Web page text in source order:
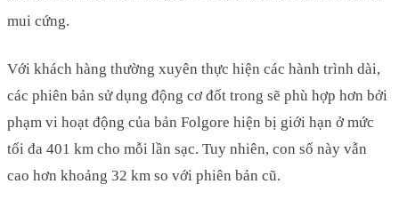
mui cứng.
Với khách hàng thường xuyên thực hiện các hành trình dài,
các phiên bản sử dụng động cơ đốt trong sẽ phù hợp hơn bởi
phạm vi hoạt động của bản Folgore hiện bị giới hạn ở mức
tối đa 401 km cho mỗi lần sạc. Tuy nhiên, con số này vẫn
cao hơn khoảng 32 km so với phiên bản cũ.